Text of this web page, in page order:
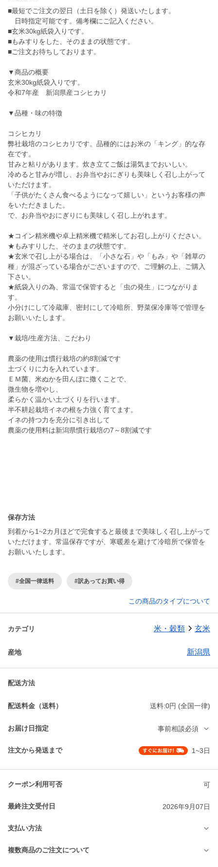
■最短でご注文の翌日（土日を除く）発送いたします。
日時指定可能です。備考欄にご記入ください。
■玄米30kg紙袋入りです。
■もみすりをした、そのままの状態です。
■ご注文お待ちしております。
▼商品の概要
玄米30kg紙袋入りです。
令和7年産 新潟県産コシヒカリ
▼品種・味の特徴
コシヒカリ
弊社栽培のコシヒカリです。品種的にはお米の「キング」的な存
在です。
甘みと粘りがあります。炊き立てご飯は湯気までおいしい。
冷めると甘みが増し、お弁当やおにぎりも美味しく召し上がって
いただけます。
「子供がたくさん食べるようになって嬉しい」というお客様の声
をいただきました。
で、お弁当やおにぎりにも美味しく召し上がれます。
★コイン精米機や卓上精米機で精米してお召し上がりください。
★もみすりした、そのままの状態です。
★玄米で召し上がる場合は、「小さな石」や「もみ」や「雑草の
種」が混ざっている場合がございますので、ご理解の上、ご購入
下さい。
★紙袋入りの為、常温で保管すると「虫の発生」につながりま
す。
小分けにして冷蔵庫、密封にして冷暗所、野菜保冷庫等で管理を
お願いいたします。
▼栽培/生産方法、こだわり
農薬の使用は慣行栽培の約8割減です
土づくりに力を入れています。
ＥＭ菌、米ぬかを田んぼに撒くことで、
微生物を増やし、
柔らかく温かい土づくりを行います。
半不耕起栽培イネの根を力強く育てます。
イネの持つ力を充分に引き出して
農薬の使用料は新潟県慣行栽培の7～8割減です
保存方法
到着から1~2カ月ほどで完食すると最後まで美味しく召し上がって
いただけます。常温保存ですが、寒暖差を避けて冷暗所で保管を
お願いいたします。
#全国一律送料 #訳あってお買い得
この商品のタイプについて
カテゴリ 米・穀類 玄米
産地 新潟県
配送方法
配送料金（送料） 送料:0円 (全国一律)
お届け日指定 事前相談必須
注文から発送まで 1~3日
クーポン利用可否 可
最終注文受付日 2026年9月07日
支払い方法
複数商品のご注文について